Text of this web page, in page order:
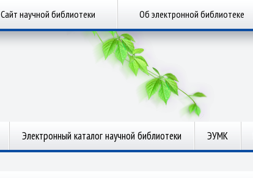
Сайт научной библиотеки Об электронной библиотеке
Электронный каталог научной библиотеки ЭУМК